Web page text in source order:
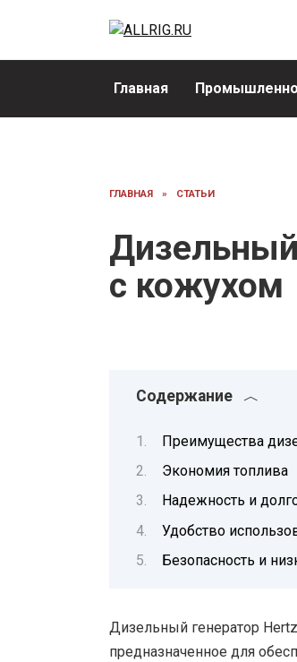
Главная
ГЛАВНАЯ » СТАТЬИ
Дизельный
с кожухом
Содержание
Преимущества
Экономия топлива
Надежность и
Удобство
Безопасность и
Дизельный генератор
предназначенное для